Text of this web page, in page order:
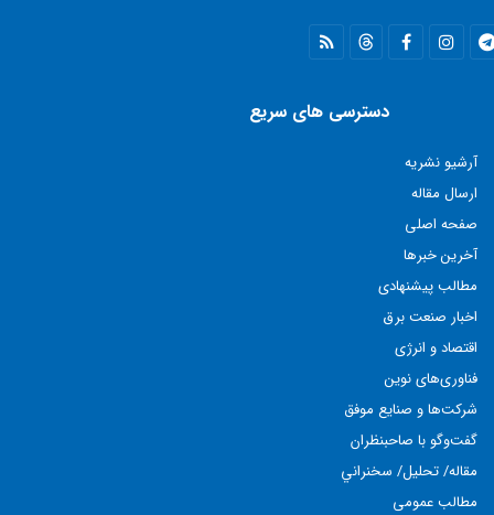
دسترسی های سریع
آرشیو نشریه
ارسال مقاله
صفحه اصلی
آخرین خبرها
مطالب پيشنهادی
اخبار صنعت برق
اقتصاد و انرژی
فناوری‌های نوين
شركت‌ها و صنايع موفق
گفت‌وگو با صاحبنظران
مقاله/ تحليل/ سخنراني
مطالب عمومی